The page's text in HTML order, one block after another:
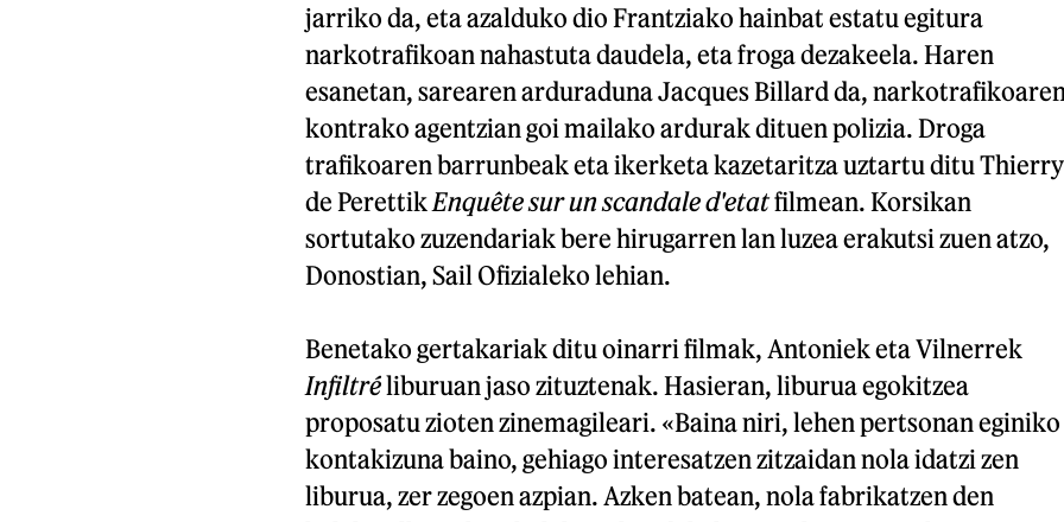
jarriko da, eta azalduko dio Frantziako hainbat estatu egitura
narkotrafikoan nahastuta daudela, eta froga dezakeela. Haren
esanetan, sarearen arduraduna Jacques Billard da,
kontrako agentzian goi mailako ardurak dituen polizia. Droga
trafikoaren barrunbeak eta ikerketa kazetaritza uztartu ditu Thierry
de Perettik Enquête sur un scandale d'etatfilmean. Korsikan
sortutako zuzendariak bere hirugarren lan luzea erakutsi zuen atzo,
Donostian, Sail Ofizialeko lehian.
Benetako gertakariak ditu oinarri filmak, Antoniek eta Vilnerrek
Infiltréliburuan jaso zituztenak. Hasieran, liburua egokitzea
proposatu zioten zinemagileari. «Baina niri, lehen pertsonan eginiko
kontakizuna baino, gehiago interesatzen zitzaidan nola idatzi zen
liburua, zer zegoen azpian. Azken batean, nola fabrikatzen den